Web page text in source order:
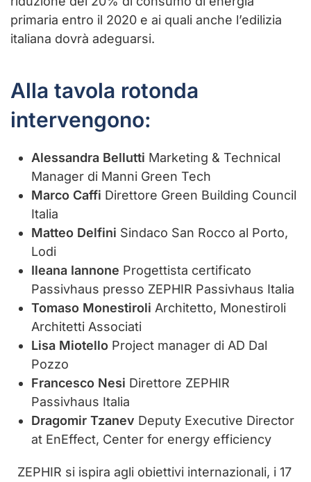
primaria entro il 2020 e ai quali anche l’edilizia
italiana dovrà adeguarsi.
Alla tavola rotonda
intervengono:
Alessandra Bellutti Marketing & Technical
Manager di Manni Green Tech
Marco Caffi Direttore Green Building Council
Italia
Matteo Delfini Sindaco San Rocco al Porto,
Lodi
Ileana Iannone Progettista certificato
Passivhaus presso ZEPHIR Passivhaus Italia
Tomaso Monestiroli Architetto, Monestiroli
Architetti Associati
Lisa Miotello Project manager di AD Dal
Pozzo
Francesco Nesi Direttore ZEPHIR
Passivhaus Italia
Dragomir Tzanev Deputy Executive Director
at EnEffect, Center for energy efficiency
ZEPHIR si ispira agli obiettivi internazionali, i 17